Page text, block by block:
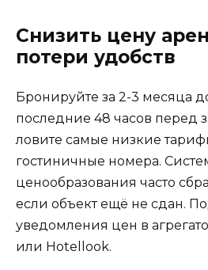
Снизить цену
потери удобств
Бронируйте за 2-3 месяца
последние 48 часов перед
ловите самые низкие
гостиничные номера.
ценообразования часто
если объект ещё не сдан.
уведомления цен в
или Hotellook.